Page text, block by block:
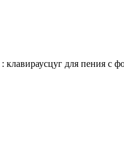
для пения с